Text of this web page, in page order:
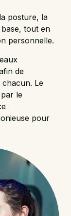
posture, la
tout en
personnelle.
de
Le
le
pour